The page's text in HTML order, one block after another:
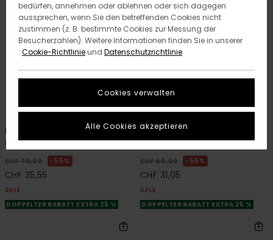
RECYCLED
Peace Camo
Männer Beige Elastische Shorts
CHF 79,00 55%
CHF 35,55
SALE
DOPPELTER RABATT EXTRA 25 %
1
Coolmax Seer
Männer Blau Elastische Shorts
CHF 69,00 55%
CHF 31,05
SALE
DOPPELTER RABATT EXTRA 25 %
bedürfen, annehmen oder ablehnen oder sich dagegen
aussprechen, wenn Sie den betreffenden Cookies nicht
zustimmen (z. B. bestimmte Cookies zur Messung der
Besucherzahlen). Weitere Informationen finden Sie in unserer
: Cookie-Richtlinieund Datenschutzrichtlinie
Cookies verwalten
Alle Cookies akzeptieren